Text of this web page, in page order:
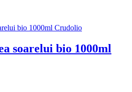
soarelui bio 1000ml